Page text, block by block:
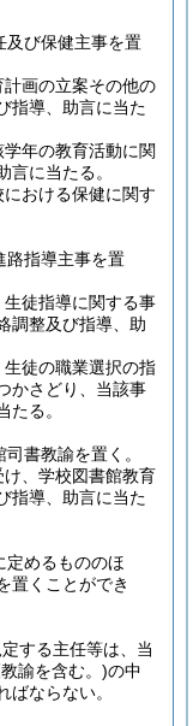
及び保健主事を置
画の立案その他の
指導、助言に当た
年の教育活動に関
に当たる。
おける保健に関す
路指導主事を置
徒指導に関する事
調整及び指導、助
徒の職業選択の指
かさどり、当該事
る。
書教諭を置く。
、学校図書館教育
指導、助言に当た
定めるもののほ
置くことができ
する主任等は、当
諭を含む。)の中
ならない。